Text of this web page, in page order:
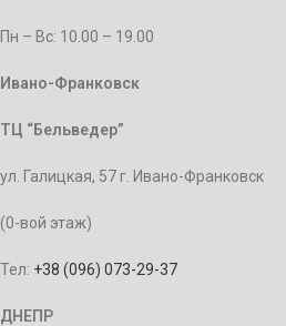
Пн – Bc: 10.00 – 19.00
Ивано-Франковск
ТЦ “Бельведер”
ул. Галицкая, 57 г. Ивано-Франковск
(0-вой этаж)
Тел: +38 (096) 073-29-37
ДНЕПР